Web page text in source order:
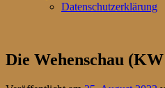
Datenschutzerklärung
Die Wehenschau